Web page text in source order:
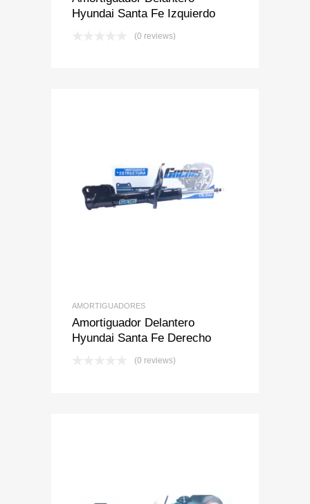
Hyundai Santa Fe Izquierdo
(0 reviews)
Add to Wishlist
Add to Compare
AMORTIGUADORES
Amortiguador Delantero
Hyundai Santa Fe Derecho
(0 reviews)